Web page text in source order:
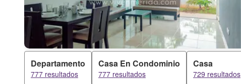
Departamento
777 resultados
Casa En Condominio
777 resultados
Casa
729 resultados